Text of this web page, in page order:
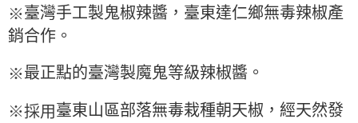
３．收到繳費通知簡訊後14天內，點擊此簡訊中的連結，可透過四大超商／
ATM／網路銀行／等多元方式進行付款，方視為交易完成。
※ 請注意：結帳手續完成當下不需立刻繳費，但若您需要取消訂單，請聯絡
後付繳納相關費用。
※ 交易是否成功請以「AFTEE先享後付 」之結帳頁面顯示為準，若有關於
客戶支援中心」https://netprotections.freshdesk.com/support/home
9.5kg
每筆NT$90，滿NT$990(含以上)免運費
7-11取貨付款-重量限制含紙箱10kg，請控制商品重量在9~9.5
每筆NT$90，滿NT$990(含以上)免運費
※臺灣手工製鬼椒辣醬，臺東達仁鄉無毒辣椒產
銷合作。
※最正點的臺灣製魔鬼等級辣椒醬。
※採用臺東山區部落無毒栽種朝天椒，經天然發